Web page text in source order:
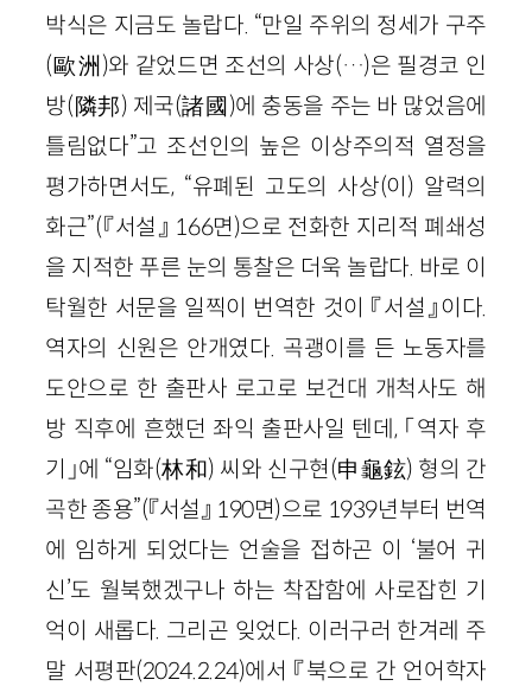
박식은 지금도 놀랍다. “만일 주위의 정세가 구주
(歐洲)와 같었드면 조선의 사상(…)은 필경코 인
방(隣邦) 제국(諸國)에 충동을 주는 바 많었음에
틀림없다”고 조선인의 높은 이상주의적 열정을
평가하면서도, “유폐된 고도의 사상(이) 알력의
화근”(『서설』 166면)으로 전화한 지리적 폐쇄성
을 지적한 푸른 눈의 통찰은 더욱 놀랍다. 바로 이
탁월한 서문을 일찍이 번역한 것이 『서설』이다.
역자의 신원은 안개였다. 곡괭이를 든 노동자를
도안으로 한 출판사 로고로 보건대 개척사도 해
방 직후에 흔했던 좌익 출판사일 텐데, 「역자 후
기」에 “임화(林和) 씨와 신구현(申龜鉉) 형의 간
곡한 종용”(『서설』 190면)으로 1939년부터 번역
에 임하게 되었다는 언술을 접하곤 이 ‘불어 귀
신’도 월북했겠구나 하는 착잡함에 사로잡힌 기
억이 새롭다. 그리곤 잊었다. 이러구러 한겨레 주
말 서평판(2024.2.24)에서 『북으로 간 언어학자